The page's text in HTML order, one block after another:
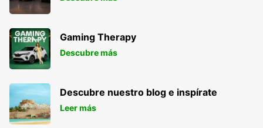
Gaming Therapy
Descubre más
Descubre nuestro blog e inspírate
Leer más